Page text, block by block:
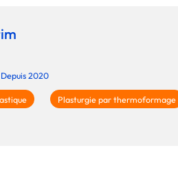
Depuis 2020
Plasturgie par thermoformage